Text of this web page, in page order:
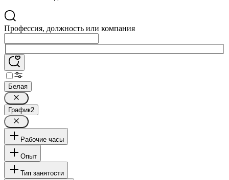
Профессия, должность или компания
Белая
График2
Рабочие часы
Опыт
Тип занятости